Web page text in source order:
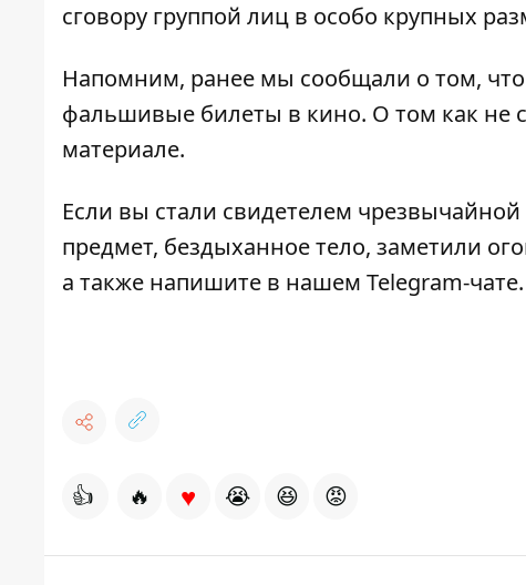
сговору группой лиц в особо крупных
Напомним, ранее мы сообщали о том,
фальшивые билеты в кино. О том как не
материале.
Если вы стали свидетелем
предмет, бездыханное тело, заметили
а также напишите в нашем Telegram-
👍 🔥 ♥ 😭 😆 😡